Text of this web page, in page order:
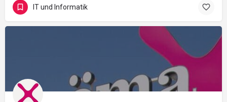
IT und Informatik